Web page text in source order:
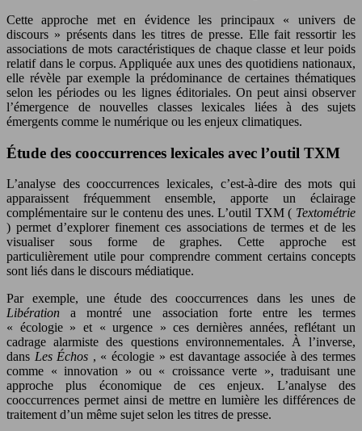
Cette approche met en évidence les principaux « univers de
discours » présents dans les titres de presse. Elle fait ressortir les
associations de mots caractéristiques de chaque classe et leur poids
relatif dans le corpus. Appliquée aux unes des quotidiens nationaux,
elle révèle par exemple la prédominance de certaines thématiques
selon les périodes ou les lignes éditoriales. On peut ainsi observer
l’émergence de nouvelles classes lexicales liées à des sujets
émergents comme le numérique ou les enjeux climatiques.
Étude des cooccurrences lexicales avec l’outil TXM
L’analyse des cooccurrences lexicales, c’est-à-dire des mots qui
apparaissent fréquemment ensemble, apporte un éclairage
complémentaire sur le contenu des unes. L’outil TXM ( Textométrie
) permet d’explorer finement ces associations de termes et de les
visualiser sous forme de graphes. Cette approche est
particulièrement utile pour comprendre comment certains concepts
sont liés dans le discours médiatique.
Par exemple, une étude des cooccurrences dans les unes de
Libérationa montré une association forte entre les termes
« écologie » et « urgence » ces dernières années, reflétant un
cadrage alarmiste des questions environnementales. À l’inverse,
dans Les Échos , « écologie » est davantage associée à des termes
comme « innovation » ou « croissance verte », traduisant une
approche plus économique de ces enjeux. L’analyse des
cooccurrences permet ainsi de mettre en lumière les différences de
traitement d’un même sujet selon les titres de presse.